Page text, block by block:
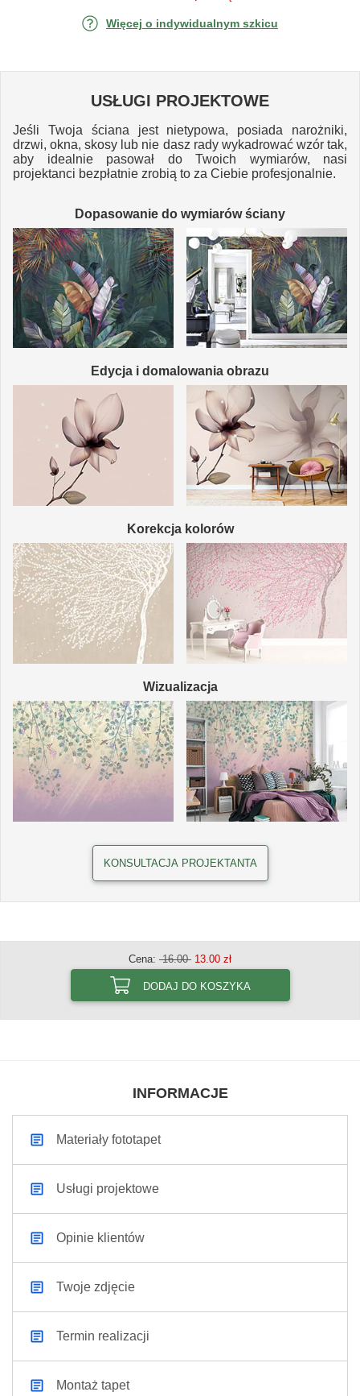
Więcej o indywidualnym szkicu
USŁUGI PROJEKTOWE
Jeśli Twoja ściana jest nietypowa, posiada narożniki,
drzwi, okna, skosy lub nie dasz rady wykadrować wzór tak,
aby idealnie pasował do Twoich wymiarów, nasi
projektanci bezpłatnie zrobią to za Ciebie profesjonalnie.
Dopasowanie do wymiarów ściany
Edycja i domalowania obrazu
Korekcja kolorów
Wizualizacja
KONSULTACJA PROJEKTANTA
Cena: 16.00 13.00 zł
DODAJ DO KOSZYKA
INFORMACJE
Materiały fototapet
Usługi projektowe
Opinie klientów
Twoje zdjęcie
Termin realizacji
Montaż tapet